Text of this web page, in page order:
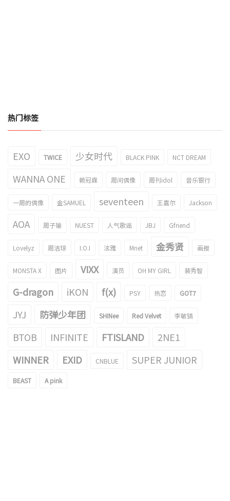
热门标签
EXO TWICE 少女时代 BLACK PINK NCT DREAM
WANNA ONE 赖冠霖 周间偶像 周刊idol 音乐银行
一周的偶像 金SAMUEL seventeen 王嘉尔 Jackson
AOA 周子瑜 NUEST 人气歌谣 JBJ Gfriend
Lovelyz 周洁琼 I.O.I 泫雅 Mnet 金秀贤 画报
MONSTA X 图片 VIXX 演员 OH MY GIRL 裴秀智
G-dragon iKON f(x) PSY 热恋 GOT7
JYJ 防弹少年团 SHINee Red Velvet 李敏镐
BTOB INFINITE FTISLAND
2NE1
WINNER
EXID CNBLUE SUPER JUNIOR
BEAST A pink